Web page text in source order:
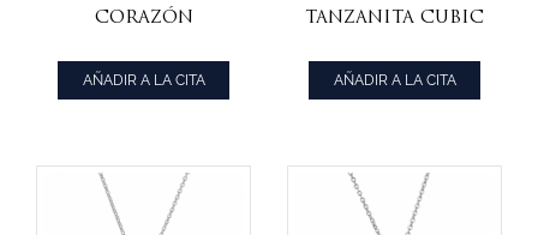
Corazón
Laboratorio
Creado Ruby
Del Rodio Más De
Plata De Ley
AÑADIR A LA CITA
Tanzanita Cubic
Rodio Chapado
Más De Plata De
AÑADIR A LA CITA